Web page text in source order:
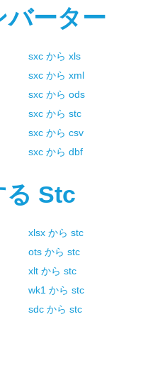
バーター
sxc から xls
sxc から xml
sxc から ods
sxc から stc
sxc から csv
sxc から dbf
る Stc
xlsx から stc
ots から stc
xlt から stc
wk1 から stc
sdc から stc